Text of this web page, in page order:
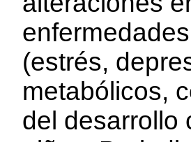
(estrés,
metabólicos,
del desarrollo